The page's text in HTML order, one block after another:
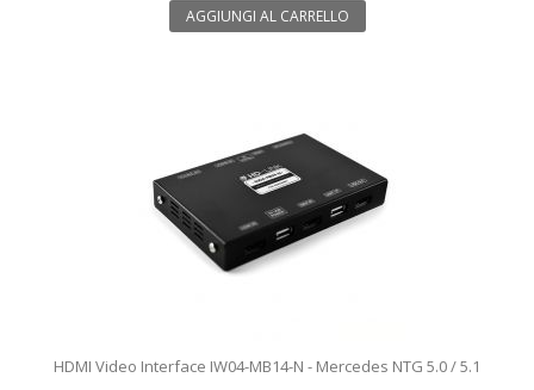
AGGIUNGI AL CARRELLO
HDMI Video Interface IW04-MB14-N - Mercedes NTG 5.0 / 5.1